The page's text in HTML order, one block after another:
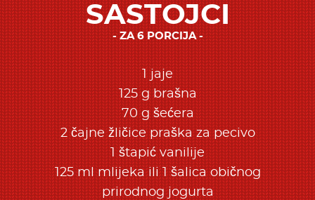
SASTOJCI
ZA 6 PORCIJA
1 jaje
125 g brašna
70 g šećera
2 čajne žličice praška za pecivo
1 štapić vanilije
125 ml mlijeka ili 1 šalica običnog
prirodnog jogurta